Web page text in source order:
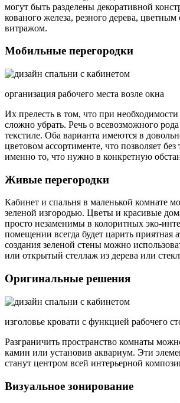
могут быть разделены декоративной
кованого железа, резного дерева,
витражом.
Мобильные перегородки
организация рабочего места возле окна
Их прелесть в том, что при
сложно убрать. Речь о всевозможного
текстиле. Оба варианта имеются в
цветовом ассортименте, что позволяет без
именно то, что нужно в конкретную
Живые перегородки
Кабинет и спальня в маленькой комнате
зеленой изгородью. Цветы и красивые
просто незаменимы в колоритных эко-
помещении всегда будет царить приятная
создания зеленой стены можно
или открытый стеллаж из дерева или
Оригинальные решения
изголовье кровати с функцией рабочего
Разграничить пространство комнаты
камин или установив аквариум. Эти
станут центром всей интерьерной
Визуальное зонирование